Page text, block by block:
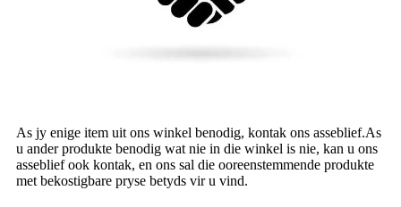
As jy enige item uit ons winkel benodig, kontak ons ​​asseblief.As
u ander produkte benodig wat nie in die winkel is nie, kan u ons
asseblief ook kontak, en ons sal die ooreenstemmende produkte
met bekostigbare pryse betyds vir u vind.